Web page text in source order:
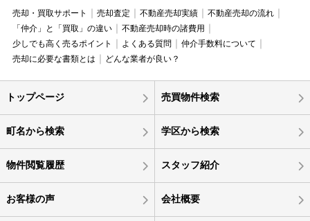
売却・買取サポート 売却査定 不動産売却実績
不動産売却の流れ
「仲介」と「買取」の違い
不動産売却時の諸費用
少しでも高く売るポイント
よくある質問
仲介手数料について
売却に必要な書類とは
どんな業者が良い？
トップページ 売買物件検索
町名から検索 学区から検索
物件閲覧履歴 スタッフ紹介
お客様の声 会社概要